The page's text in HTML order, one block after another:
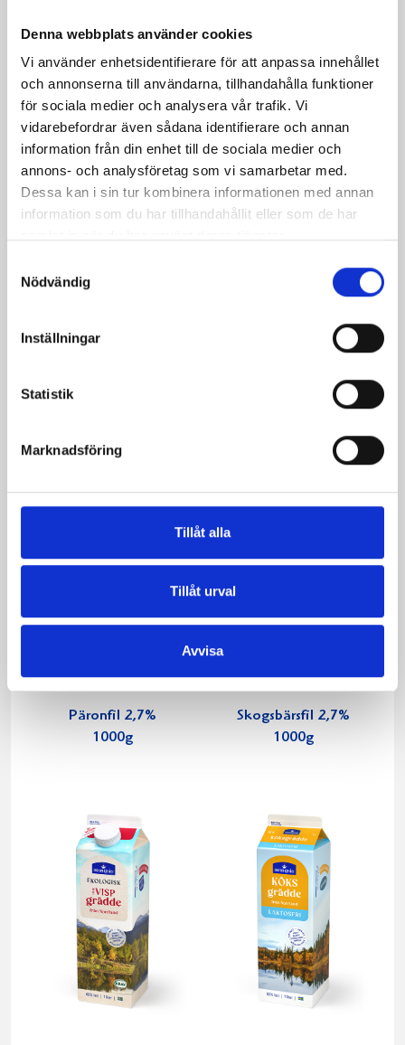
Denna webbplats använder cookies
Vi använder enhetsidentifierare för att anpassa innehållet
och annonserna till användarna, tillhandahålla funktioner
för sociala medier och analysera vår trafik. Vi
vidarebefordrar även sådana identifierare och annan
information från din enhet till de sociala medier och
annons- och analysföretag som vi samarbetar med.
Dessa kan i sin tur kombinera informationen med annan
information som du har tillhandahållit eller som de har
Nödvändig
Inställningar
Statistik
Marknadsföring
Tillåt alla
Tillåt urval
Avvisa
Produkter i receptet:
1,5% laktosfri 3dl
Jordgubbsfil 2,7%
Päronfil 2,7%
1000g
Skogsbärsfil 2,7%
1000g